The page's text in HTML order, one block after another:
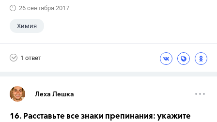
26 сентября 2017
Химия
1 ответ
Леха Лешка
16. Расставьте все знаки препинания: укажите